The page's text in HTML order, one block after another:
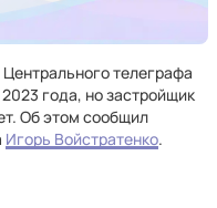
телеграфа
года, но застройщик
Об этом сообщил
Игорь Войстратенко.